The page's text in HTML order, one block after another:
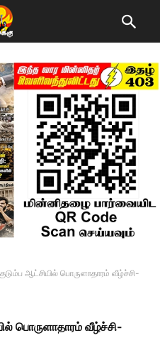
ஆட்சியில் பொருளாதாரம் வீழ்ச்சி-
பொருளாதாரம் வீழ்ச்சி-